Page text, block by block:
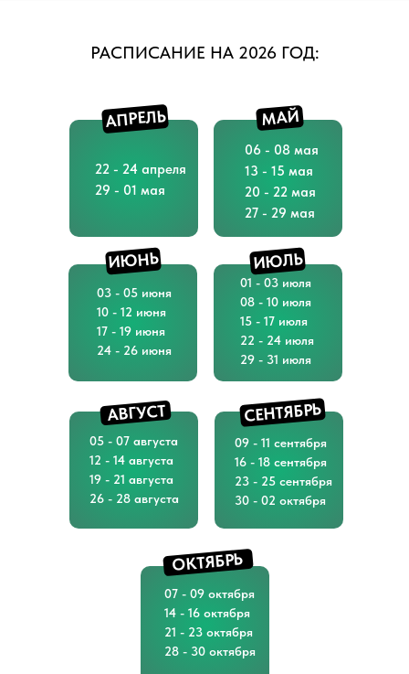
РАСПИСАНИЕ НА 2026 ГОД:
АПРЕЛЬ МАЙ
ИЮНЬ ИЮЛЬ
АВГУСТ СЕНТЯБРЬ
03 - 05 июня
10 - 12 июня
17 - 19 июня
24 - 26 июня
01 - 03 июля
08 - 10 июля
15 - 17 июля
22 - 24 июля
29 - 31 июля
05 - 07 августа
12 - 14 августа
19 - 21 августа
26 - 28 августа
09 - 11 сентября
16 - 18 сентября
23 - 25 сентября
30 - 02 октября
06 - 08 мая
13 - 15 мая
20 - 22 мая
27 - 29 мая
22 - 24 апреля
29 - 01 мая
ОКТЯБРЬ
07 - 09 октября
14 - 16 октября
21 - 23 октября
28 - 30 октября